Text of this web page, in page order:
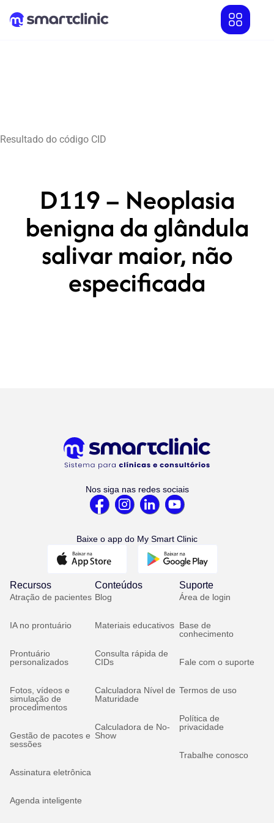
Resultado do código CID
D119 – Neoplasia
benigna da glândula
salivar maior, não
especificada
Nos siga nas redes sociais
Baixe o app do My Smart Clinic
Recursos
Atração de pacientes
IA no prontuário
Prontuário
personalizados
Fotos, vídeos e
simulação de
procedimentos
Gestão de pacotes e
sessões
Assinatura eletrônica
Agenda inteligente
Conteúdos
Blog
Materiais educativos
Consulta rápida de
CIDs
Calculadora Nível de
Maturidade
Calculadora de No-
Show
Suporte
Área de login
Base de
conhecimento
Fale com o suporte
Termos de uso
Política de
privacidade
Trabalhe conosco